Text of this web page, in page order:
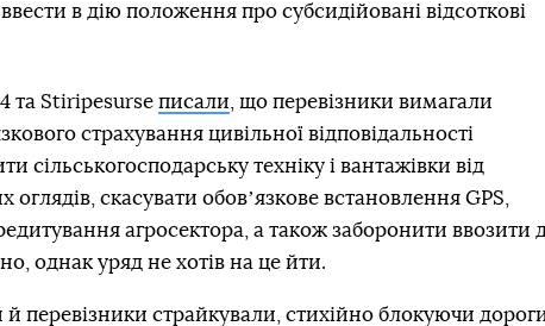
в дію положення про субсидійовані відсоткові
та Stiripesurse писали , що перевізники вимагали
страхування цивільної відповідальності
сільськогосподарську техніку і вантажівки від
оглядів, скасувати обовʼязкове встановлення GPS,
агросектора, а також заборонити ввозити
однак уряд не хотів на це йти.
перевізники страйкували, стихійно блокуючи